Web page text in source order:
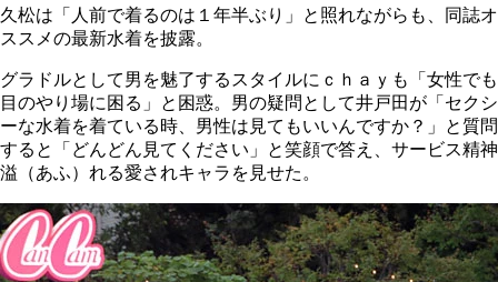
久松は「人前で着るのは１年半ぶり」と照れながらも、同誌オ
ススメの最新水着を披露。
グラドルとして男を魅了するスタイルにｃｈａｙも「女性でも
目のやり場に困る」と困惑。男の疑問として井戸田が「セクシ
ーな水着を着ている時、男性は見てもいいんですか？」と質問
すると「どんどん見てください」と笑顔で答え、サービス精神
溢（あふ）れる愛されキャラを見せた。